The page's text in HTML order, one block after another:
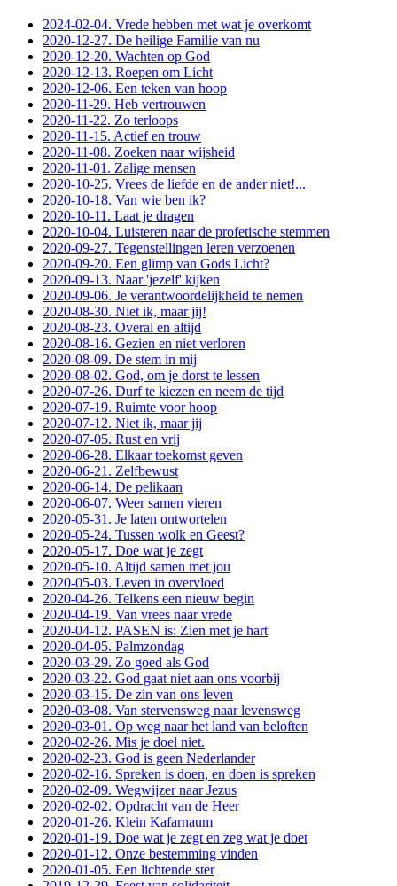
2024-02-04. Vrede hebben met wat je overkomt
2020-12-27. De heilige Familie van nu
2020-12-20. Wachten op God
2020-12-13. Roepen om Licht
2020-12-06. Een teken van hoop
2020-11-29. Heb vertrouwen
2020-11-22. Zo terloops
2020-11-15. Actief en trouw
2020-11-08. Zoeken naar wijsheid
2020-11-01. Zalige mensen
2020-10-25. Vrees de liefde en de ander niet!...
2020-10-18. Van wie ben ik?
2020-10-11. Laat je dragen
2020-10-04. Luisteren naar de profetische stemmen
2020-09-27. Tegenstellingen leren verzoenen
2020-09-20. Een glimp van Gods Licht?
2020-09-13. Naar 'jezelf' kijken
2020-09-06. Je verantwoordelijkheid te nemen
2020-08-30. Niet ik, maar jij!
2020-08-23. Overal en altijd
2020-08-16. Gezien en niet verloren
2020-08-09. De stem in mij
2020-08-02. God, om je dorst te lessen
2020-07-26. Durf te kiezen en neem de tijd
2020-07-19. Ruimte voor hoop
2020-07-12. Niet ik, maar jij
2020-07-05. Rust en vrij
2020-06-28. Elkaar toekomst geven
2020-06-21. Zelfbewust
2020-06-14. De pelikaan
2020-06-07. Weer samen vieren
2020-05-31. Je laten ontwortelen
2020-05-24. Tussen wolk en Geest?
2020-05-17. Doe wat je zegt
2020-05-10. Altijd samen met jou
2020-05-03. Leven in overvloed
2020-04-26. Telkens een nieuw begin
2020-04-19. Van vrees naar vrede
2020-04-12. PASEN is: Zien met je hart
2020-04-05. Palmzondag
2020-03-29. Zo goed als God
2020-03-22. God gaat niet aan ons voorbij
2020-03-15. De zin van ons leven
2020-03-08. Van stervensweg naar levensweg
2020-03-01. Op weg naar het land van beloften
2020-02-26. Mis je doel niet.
2020-02-23. God is geen Nederlander
2020-02-16. Spreken is doen, en doen is spreken
2020-02-09. Wegwijzer naar Jezus
2020-02-02. Opdracht van de Heer
2020-01-26. Klein Kafarnaum
2020-01-19. Doe wat je zegt en zeg wat je doet
2020-01-12. Onze bestemming vinden
2020-01-05. Een lichtende ster